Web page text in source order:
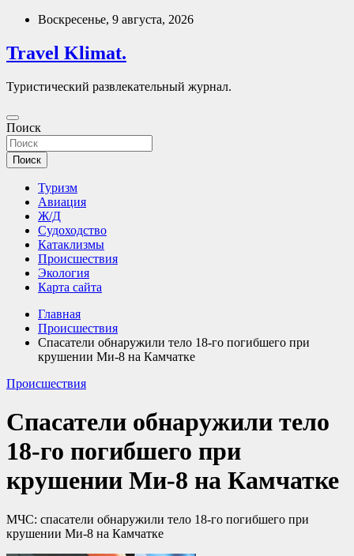
Перейти
содержимому
Воскресенье, 9 августа, 2026
Travel Klimat.
Туристический развлекательный журнал.
Поиск
Поиск
Туризм
Авиация
Ж/Д
Судоходство
Катаклизмы
Происшествия
Экология
Карта сайта
Главная
Происшествия
Спасатели обнаружили тело 18-го погибшего при
крушении Ми-8 на Камчатке
Происшествия
Спасатели обнаружили тело
18-го погибшего при
крушении Ми-8 на Камчатке
МЧС: спасатели обнаружили тело 18-го погибшего при
крушении Ми-8 на Камчатке